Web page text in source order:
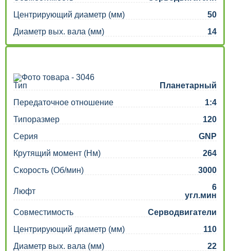
Центрирующий диаметр (мм)
50
Диаметр вых. вала (мм)
14
Тип
Планетарный
Передаточное отношение
1:4
Типоразмер
120
Серия
GNP
Крутящий момент (Нм)
264
Скорость (Об/мин)
3000
Люфт
6
угл.мин
Совместимость
Серводвигатели
Центрирующий диаметр (мм)
110
Диаметр вых. вала (мм)
22